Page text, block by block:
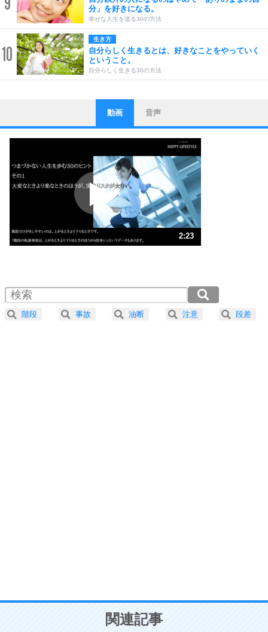
分」を好きになる。
幸せな人生を送る30の方法
10
生き方
自分らしく生きるとは、好きなことをやっていく
ということ。
自分らしく生きる30の方法
1
ストレス対策
他人と比べない。
いっそのこと、他人を見ない。
いらいらしない人になる30の方法
プラス思考
ポジティブになれない原因は、行動しないから。
ポジティブ思考になる30の方法
ストレス対策
人生、なんとかなるもの。
気楽に生きる30の方法
4 器の大きい人は、怒りを優しさで表現する。
プラス思考
ことが大切。
動画 音声
2:23
2.0倍速 （282KB 1分11秒）
2.5倍速 （225KB 57秒）
3.0倍速 （188KB 47秒）
階段 事故 油断 注意 段差
関連記事